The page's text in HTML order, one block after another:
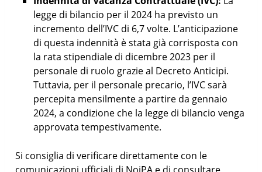
legge di bilancio per il 2024 ha previsto un
incremento dell’IVC di 6,7 volte. L’anticipazione
di questa indennità è stata già corrisposta con
la rata stipendiale di dicembre 2023 per il
personale di ruolo grazie al Decreto Anticipi.
Tuttavia, per il personale precario, l’IVC sarà
percepita mensilmente a partire da gennaio
2024, a condizione che la legge di bilancio venga
approvata tempestivamente.
Si consiglia di verificare direttamente con le